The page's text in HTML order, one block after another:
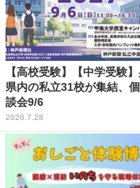
【高校受験】【中学受験
県内の私立31校が集結、
談会9/6
2026.7.28